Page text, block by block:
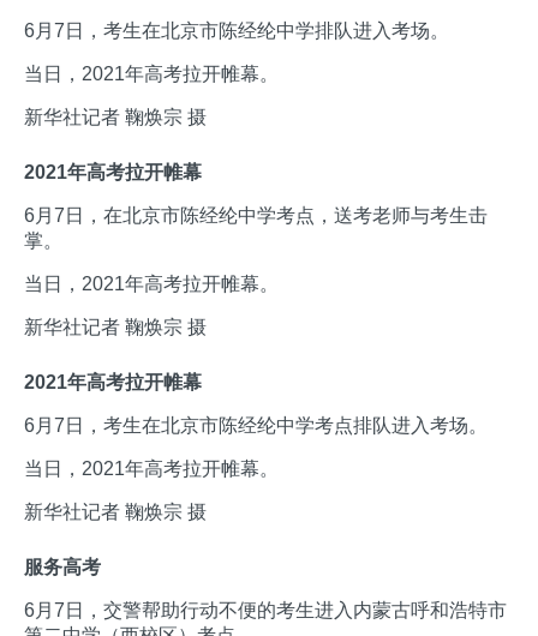
6月7日，考生在北京市陈经纶中学排队进入考场。
当日，2021年高考拉开帷幕。
新华社记者 鞠焕宗 摄
2021年高考拉开帷幕
6月7日，在北京市陈经纶中学考点，送考老师与考生击
掌。
当日，2021年高考拉开帷幕。
新华社记者 鞠焕宗 摄
2021年高考拉开帷幕
6月7日，考生在北京市陈经纶中学考点排队进入考场。
当日，2021年高考拉开帷幕。
新华社记者 鞠焕宗 摄
服务高考
6月7日，交警帮助行动不便的考生进入内蒙古呼和浩特市